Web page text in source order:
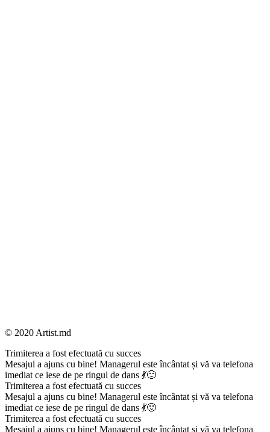
© 2020 Artist.md
Trimiterea a fost efectuată cu succes
Mesajul a ajuns cu bine! Managerul este încântat și vă va telefona
imediat ce iese de pe ringul de dans 💃🙂
Trimiterea a fost efectuată cu succes
Mesajul a ajuns cu bine! Managerul este încântat și vă va telefona
imediat ce iese de pe ringul de dans 💃🙂
Trimiterea a fost efectuată cu succes
Mesajul a ajuns cu bine! Managerul este încântat și vă va telefona